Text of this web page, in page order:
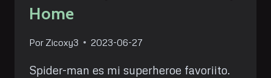
Home
Por Zicoxy3 2023-06-27
Spider-man es mi superheroe favoriito.